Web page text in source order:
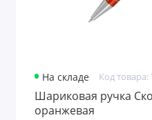
На складе Код товара:
Шариковая ручка
оранжевая